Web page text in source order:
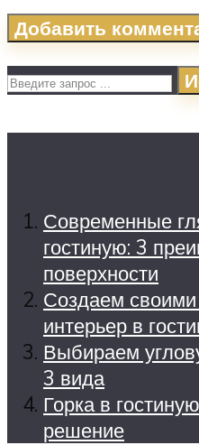
Современные
гостиную: 3
поверхности
Создаем
интерьер в
Выбираем
3 вида
Горка в
решение